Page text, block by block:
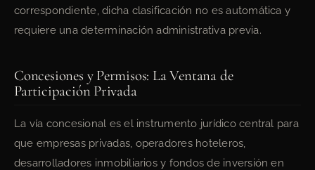
correspondiente, dicha clasificación no es automática y
requiere una determinación administrativa previa.
Concesiones y Permisos: La Ventana de
Participación Privada
La vía concesional es el instrumento jurídico central para
que empresas privadas, operadores hoteleros,
desarrolladores inmobiliarios y fondos de inversión en